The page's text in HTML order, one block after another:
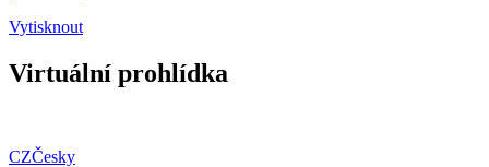
Vytisknout
Virtuální prohlídka
CZČesky